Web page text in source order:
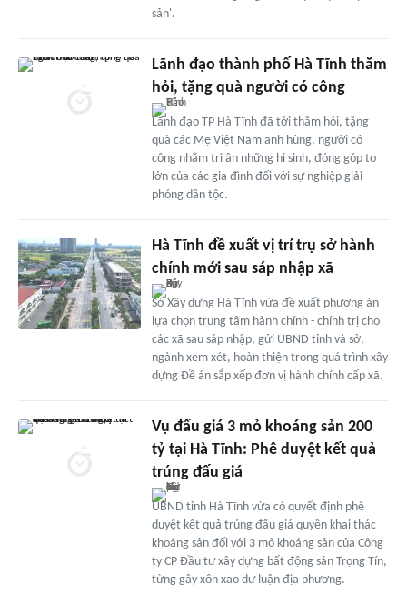
sản'.
Lãnh đạo thành phố Hà Tĩnh thăm
hỏi, tặng quà người có công
Lãnh đạo TP Hà Tĩnh đã tới thăm hỏi, tặng
quà các Mẹ Việt Nam anh hùng, người có
công nhằm tri ân những hi sinh, đóng góp to
lớn của các gia đình đối với sự nghiệp giải
phóng dân tộc.
Hà Tĩnh đề xuất vị trí trụ sở hành
chính mới sau sáp nhập xã
Sở Xây dựng Hà Tĩnh vừa đề xuất phương án
lựa chọn trung tâm hành chính - chính trị cho
các xã sau sáp nhập, gửi UBND tỉnh và sở,
ngành xem xét, hoàn thiện trong quá trình xây
dựng Đề án sắp xếp đơn vị hành chính cấp xã.
Vụ đấu giá 3 mỏ khoáng sản 200
tỷ tại Hà Tĩnh: Phê duyệt kết quả
trúng đấu giá
UBND tỉnh Hà Tĩnh vừa có quyết định phê
duyệt kết quả trúng đấu giá quyền khai thác
khoáng sản đối với 3 mỏ khoáng sản của Công
ty CP Đầu tư xây dựng bất động sản Trọng Tín,
từng gây xôn xao dư luận địa phương.